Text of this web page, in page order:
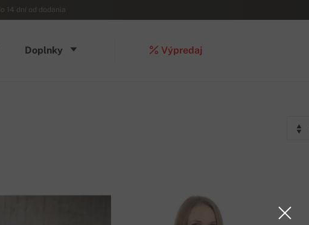
14 dní od dodania
Doplnky Výpredaj